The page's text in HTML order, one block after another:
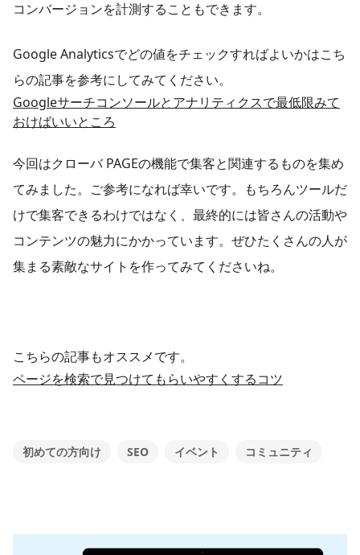
コンバージョンを計測することもできます。
Google Analyticsでどの値をチェックすればよいかはこち
らの記事を参考にしてみてください。
Googleサーチコンソールとアナリティクスで最低限みて
おけばいいところ
今回はクローバ PAGEの機能で集客と関連するものを集め
てみました。ご参考になれば幸いです。もちろんツールだ
けで集客できるわけではなく、最終的には皆さんの活動や
コンテンツの魅力にかかっています。ぜひたくさんの人が
集まる素敵なサイトを作ってみてくださいね。
こちらの記事もオススメです。
​ページを検索で見つけてもらいやすくするコツ
初めての方向け SEO イベント コミュニティ